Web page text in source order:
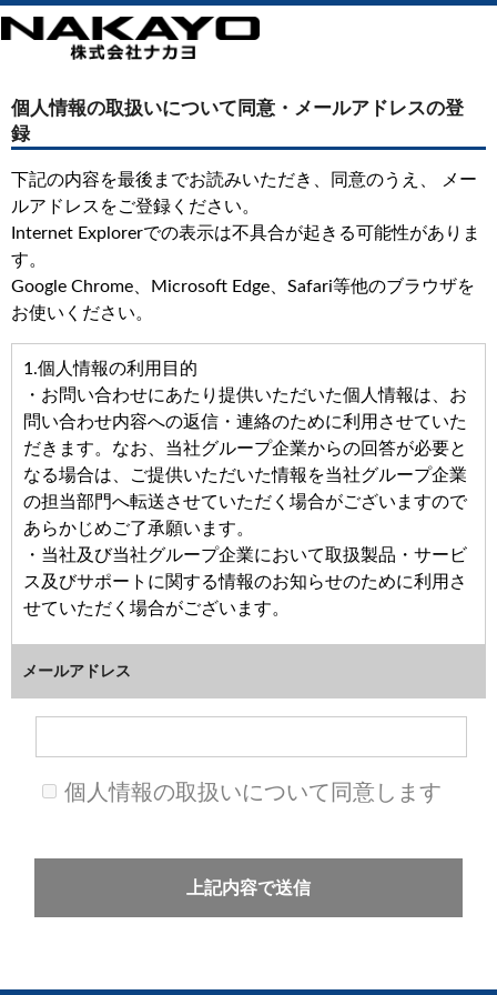
個人情報の取扱いについて同意・メールアドレスの登
録
下記の内容を最後までお読みいただき、同意のうえ、 メー
ルアドレスをご登録ください。
Internet Explorerでの表示は不具合が起きる可能性がありま
す。
Google Chrome、Microsoft Edge、Safari等他のブラウザを
お使いください。
1.個人情報の利用目的
・お問い合わせにあたり提供いただいた個人情報は、お
問い合わせ内容への返信・連絡のために利用させていた
だきます。なお、当社グループ企業からの回答が必要と
なる場合は、ご提供いただいた情報を当社グループ企業
の担当部門へ転送させていただく場合がございますので
あらかじめご了承願います。
・当社及び当社グループ企業において取扱製品・サービ
ス及びサポートに関する情報のお知らせのために利用さ
せていただく場合がございます。
2.個人情報の管理
本方針に基づき、適切に管理いたします。
いたしません。
・ご提供いただいた個人情報の開示、訂正、追加及び削
除を希望される場合には以下宛にご連絡ください。
メールアドレス
個人情報の取扱いについて同意します